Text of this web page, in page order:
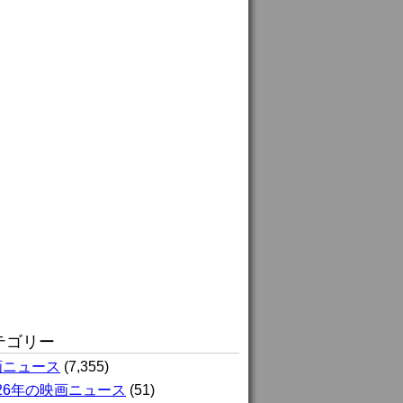
ゴリー
ュース (7,355)
年の映画ニュース (51)